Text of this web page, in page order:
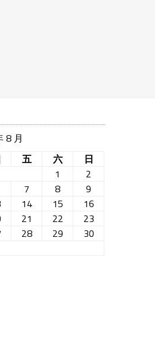
8 月
五 六
日
1
2
7 8
9
14 15
16
21 22
23
28 29
30